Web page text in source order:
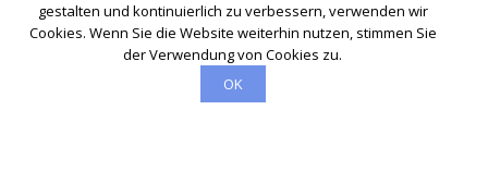
gestalten und kontinuierlich zu verbessern, verwenden wir
Cookies. Wenn Sie die Website weiterhin nutzen, stimmen Sie
der Verwendung von Cookies zu.
OK